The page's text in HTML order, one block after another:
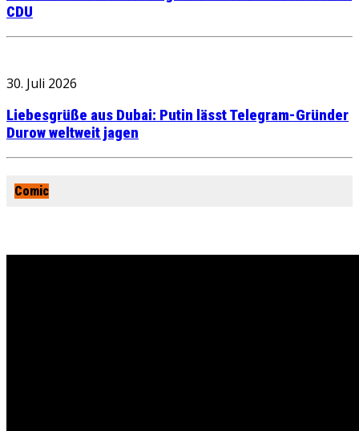
CDU
30. Juli 2026
Liebesgrüße aus Dubai: Putin lässt Telegram-Gründer
Durow weltweit jagen
Comic